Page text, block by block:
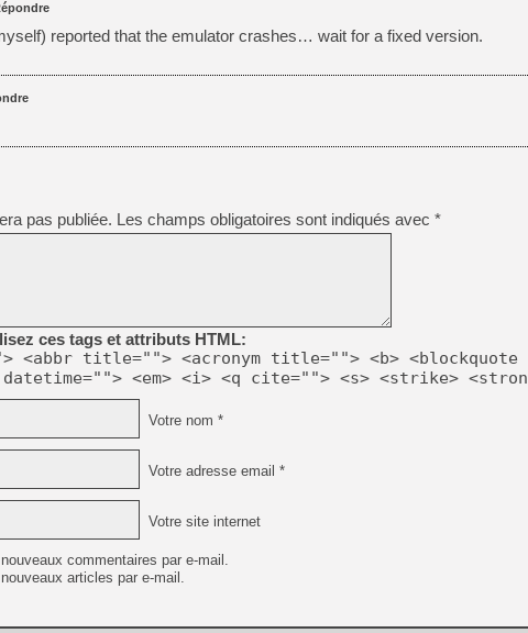
reported that the emulator crashes… wait for a fixed version.
pas publiée. Les champs obligatoires sont indiqués avec *
ces tags et attributs HTML:
<abbr title=""> <acronym title=""> <b> <blockquote
<em> <i> <q cite=""> <s> <strike>
Votre nom *
Votre adresse email *
Votre site internet
commentaires par e-mail.
articles par e-mail.